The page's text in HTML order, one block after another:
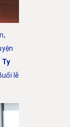
Ty
Buổi lễ